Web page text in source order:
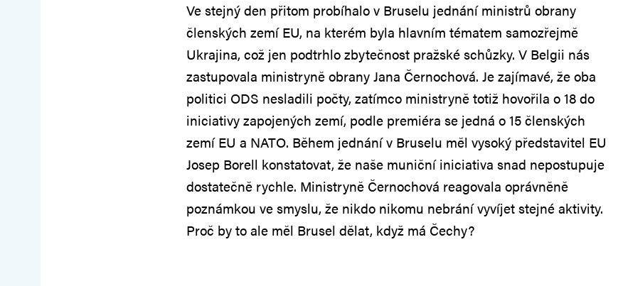
Ve stejný den přitom probíhalo v Bruselu jednání ministrů obrany
členských zemí EU, na kterém byla hlavním tématem samozřejmě
Ukrajina, což jen podtrhlo zbytečnost pražské schůzky. V Belgii nás
zastupovala ministryně obrany Jana Černochová. Je zajímavé, že oba
politici ODS nesladili počty, zatímco ministryně totiž hovořila o 18 do
iniciativy zapojených zemí, podle premiéra se jedná o 15 členských
zemí EU a NATO. Během jednání v Bruselu měl vysoký představitel EU
Josep Borell konstatovat, že naše muniční iniciativa snad nepostupuje
dostatečně rychle. Ministryně Černochová reagovala oprávněně
poznámkou ve smyslu, že nikdo nikomu nebrání vyvíjet stejné aktivity.
Proč by to ale měl Brusel dělat, když má Čechy?